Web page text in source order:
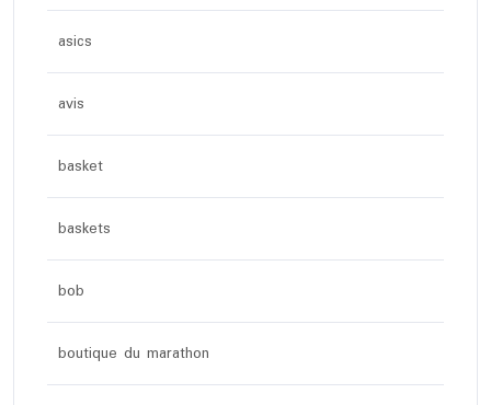
asics
avis
basket
baskets
bob
boutique du marathon